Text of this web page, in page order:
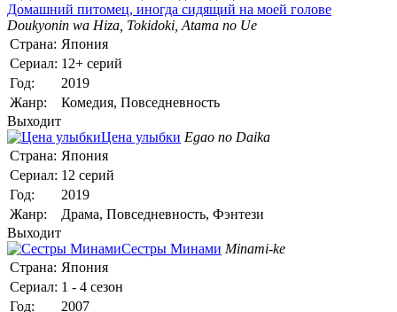
Домашний питомец, иногда сидящий на моей голове
Doukyonin wa Hiza, Tokidoki, Atama no Ue
Страна: Япония
Сериал: 12+ серий
Год:
2019
Жанр:
Комедия, Повседневность
Выходит
Цена улыбки Egao no Daika
Страна: Япония
Сериал: 12 серий
Год:
2019
Жанр:
Драма, Повседневность, Фэнтези
Выходит
Сестры Минами Minami-ke
Страна: Япония
Сериал: 1 - 4 сезон
Год:
2007